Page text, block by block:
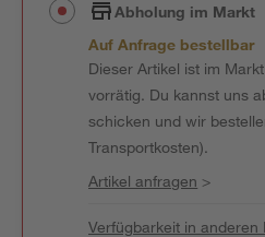
Abholung im Markt
Auf Anfrage bestellbar
Dieser Artikel ist im
vorrätig. Du kannst uns
schicken und wir
Transportkosten).
Artikel anfragen >
Verfügbarkeit in anderen